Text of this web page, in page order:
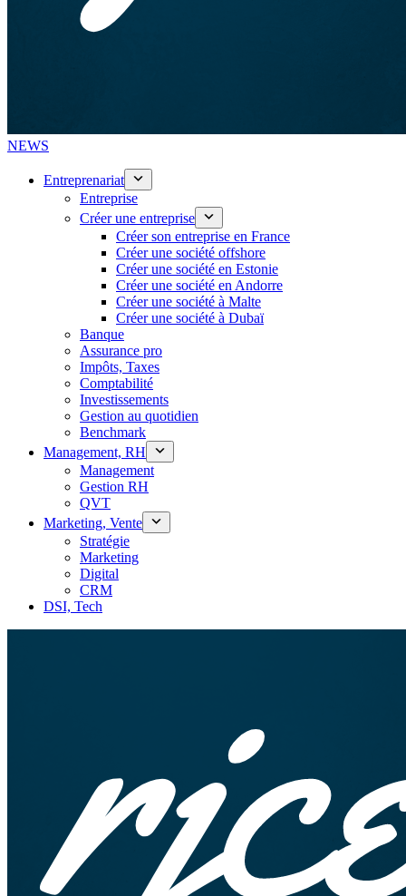
NEWS
Entreprenariat
Entreprise
Créer une entreprise
Créer son entreprise en France
Créer une société offshore
Créer une société en Estonie
Créer une société en Andorre
Créer une société à Malte
Créer une société à Dubaï
Banque
Assurance pro
Impôts, Taxes
Comptabilité
Investissements
Gestion au quotidien
Benchmark
Management, RH
Management
Gestion RH
QVT
Marketing, Vente
Stratégie
Marketing
Digital
CRM
DSI, Tech